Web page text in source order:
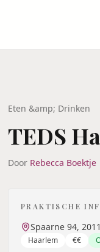
Eten &amp; Drinken
TEDS
Door Rebecca Boektje
PRAKTISCHE
Spaarne 94,
Haarlem €€